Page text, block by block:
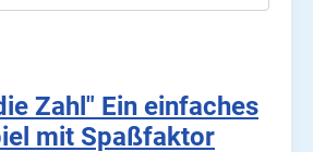
Zahl" Ein einfaches
mit Spaßfaktor